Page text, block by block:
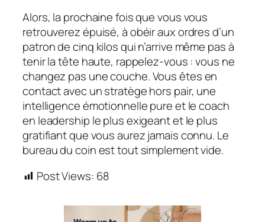
Alors, la prochaine fois que vous vous
retrouverez épuisé, à obéir aux ordres d’un
patron de cinq kilos qui n’arrive même pas à
tenir la tête haute, rappelez-vous : vous ne
changez pas une couche. Vous êtes en
contact avec un stratège hors pair, une
intelligence émotionnelle pure et le coach
en leadership le plus exigeant et le plus
gratifiant que vous aurez jamais connu. Le
bureau du coin est tout simplement vide.
Post Views: 68